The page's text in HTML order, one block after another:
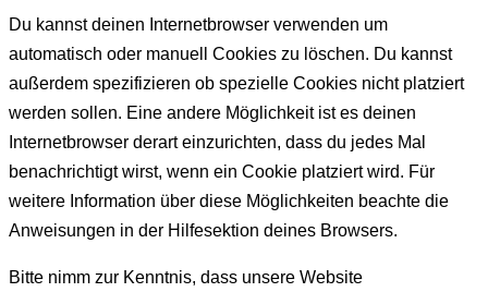
Du kannst deinen Internetbrowser verwenden um
automatisch oder manuell Cookies zu löschen. Du kannst
außerdem spezifizieren ob spezielle Cookies nicht platziert
werden sollen. Eine andere Möglichkeit ist es deinen
Internetbrowser derart einzurichten, dass du jedes Mal
benachrichtigt wirst, wenn ein Cookie platziert wird. Für
weitere Information über diese Möglichkeiten beachte die
Anweisungen in der Hilfesektion deines Browsers.
Bitte nimm zur Kenntnis, dass unsere Website